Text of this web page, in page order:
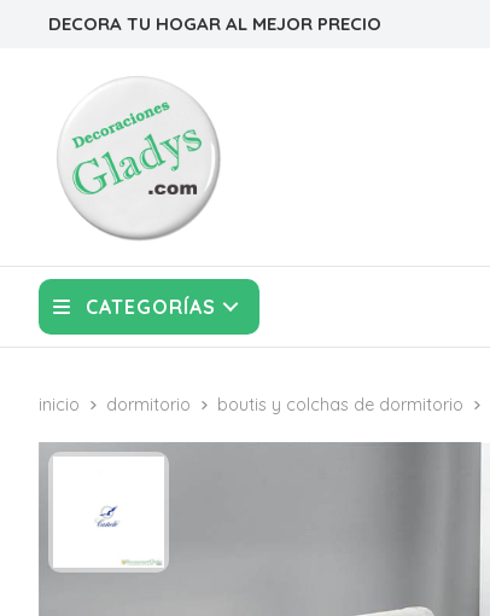
DECORA TU HOGAR AL MEJOR PRECIO
CATEGORÍAS
inicio dormitorio boutis y colchas de dormitorio